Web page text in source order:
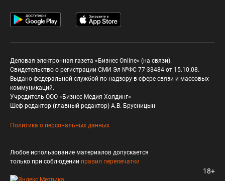
Деловая электронная газета «Бизнес Online» (на связи).
Свидетельство о регистрации СМИ Эл №ФС 77-33484 от 15.10.08.
Выдано федеральной службой по надзору в сфере связи и массовых
коммуникаций.
Учредитель ООО «Бизнес Медия Холдинг»
Шеф-редактор (главный редактор) А.В. Брусницын
Политика о персональных данных
Любое использование материалов допускается
только при соблюдении правил перепечатки
18+